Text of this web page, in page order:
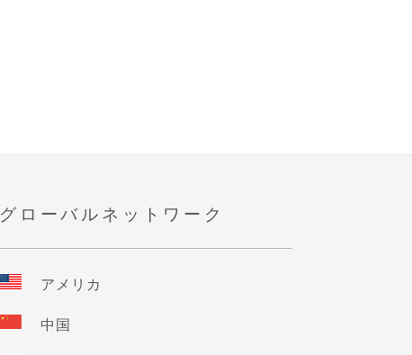
グローバルネットワーク
アメリカ
中国